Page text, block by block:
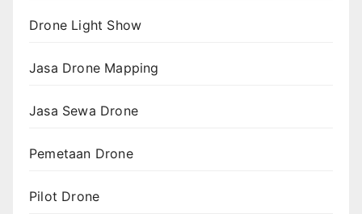
Drone Light Show
Jasa Drone Mapping
Jasa Sewa Drone
Pemetaan Drone
Pilot Drone